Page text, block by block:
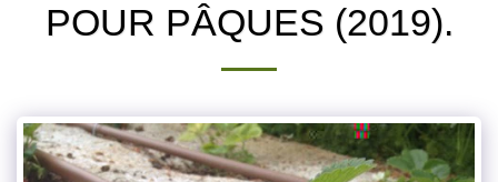
POUR PÂQUES (2019).